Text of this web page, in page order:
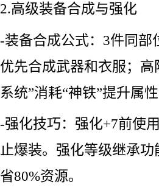
2.高级装备合成与强化
-装备合成公式：3件同部
优先合成武器和衣服；高
系统”消耗“神铁”提升属性
-强化技巧：强化+7前使
止爆装。强化等级继承
省80%资源。